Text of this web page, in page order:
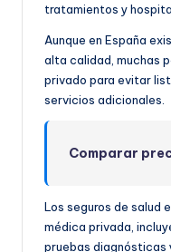
tratamientos y
Aunque en España
alta calidad, muchas
privado para evitar
servicios adicionales.
Comparar
Los seguros de salud
médica privada,
pruebas diagnósticas